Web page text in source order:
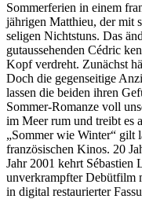
Sommerferien in einem
jährigen Matthieu, der mit
seligen Nichtstuns. Das
gutaussehenden Cédric
Kopf verdreht. Zunächst
Doch die gegenseitige
lassen die beiden ihren
Sommer-Romanze voll
im Meer rum und treibt es
„Sommer wie Winter“ gilt
französischen Kinos. 20
Jahr 2001 kehrt Sébastien
unverkrampfter Debütfilm
in digital restaurierter